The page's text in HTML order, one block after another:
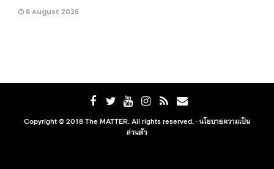
6 August 2026
Copyright © 2018 The MATTER. All rights reserved. ·นโยบายความเป็น
ส่วนตัว